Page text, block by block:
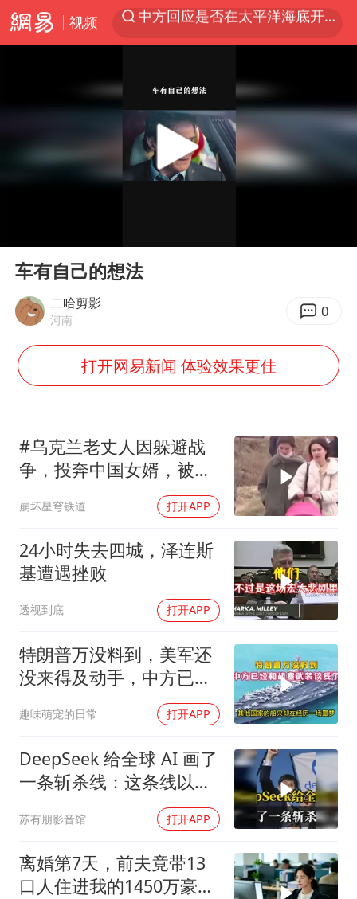
视频
看守所辅警收受10万获刑1年
“深圳地面沉降致车辆损坏”不实
U17国足1分钟轰2球
法国下周开始禁止未经同意的电话营销
首次证实！“胶球”存在
感觉全东北都在等7号
泰国一女公务员妆容引争议 本人回应
24小时不关空调 电费会更低吗
“China Cool”成海外热词
把党建设得更加坚强有力
奋进开新局 实干挑大梁
Play
车有自己的想法
二哈剪影
河南 0
打开网易新闻 体验效果更佳
#乌克兰老丈人因躲避战
争，投奔中国女婿，被眼
崩坏星穹铁道 打开APP
24小时失去四城，泽连斯
基遭遇挫败
透视到底 打开APP
特朗普万没料到，美军还
没来得及动手，中方已经
趣味萌宠的日常 打开APP
DeepSeek 给全球 AI 画了
一条斩杀线：这条线以下
的，趁早都别干了！
苏有朋影音馆 打开APP
离婚第7天，前夫竟带13
口人住进我的1450万豪